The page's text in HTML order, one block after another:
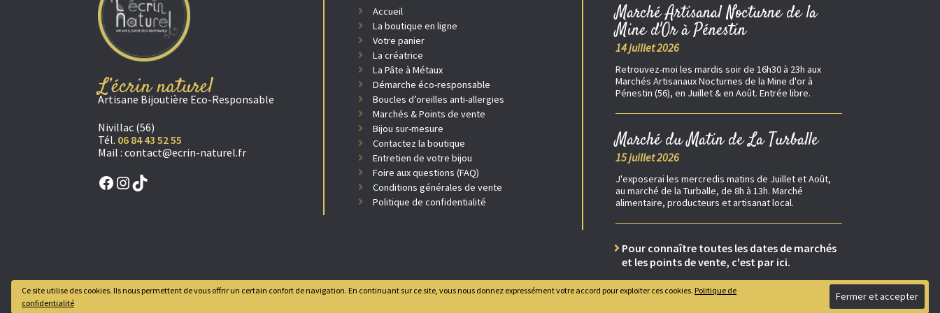
L’écrin naturel
Artisane Bijoutière Eco-Responsable
Nivillac (56)
Tél. 06 84 43 52 55
Mail :contact@ecrin-naturel.fr
Facebook
Instagram
TikTok
Accueil
La boutique en ligne
Votre panier
La créatrice
La Pâte à Métaux
Démarche éco-responsable
Boucles d’oreilles anti-allergies
Marchés & Points de vente
Bijou sur-mesure
Contactez la boutique
Entretien de votre bijou
Foire aux questions (FAQ)
Conditions générales de vente
Politique de confidentialité
Marché Artisanal Nocturne de la
Mine d'Or à Pénestin
14 juillet 2026
Retrouvez-moi les mardis soir de 16h30 à 23h aux
Marchés Artisanaux Nocturnes de la Mine d'or à
Pénestin (56), en Juillet & en Août. Entrée libre.
Marché du Matin de La Turballe
15 juillet 2026
J'exposerai les mercredis matins de Juillet et Août,
au marché de la Turballe, de 8h à 13h. Marché
alimentaire, producteurs et artisanat local.
Pour connaître toutes les dates de marchés
et les points de vente, c'est par ici.
Ce site utilise des cookies. Ils nous permettent de vous offrir un certain confort de navigation. En continuant sur ce site, vous nous donnez expressément votre accord pour exploiter ces cookies. Politique de
confidentialité